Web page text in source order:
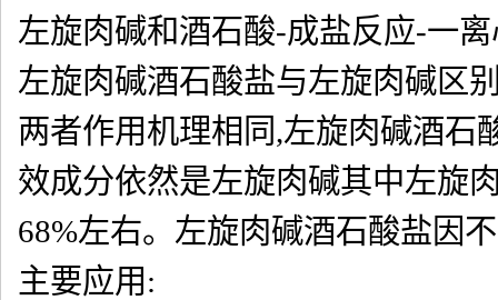
左旋肉碱和酒石酸-成盐反应-一
左旋肉碱酒石酸盐与左旋肉碱区
两者作用机理相同,左旋肉碱酒石
效成分依然是左旋肉碱其中左旋
68%左右。左旋肉碱酒石酸盐因
主要应用: